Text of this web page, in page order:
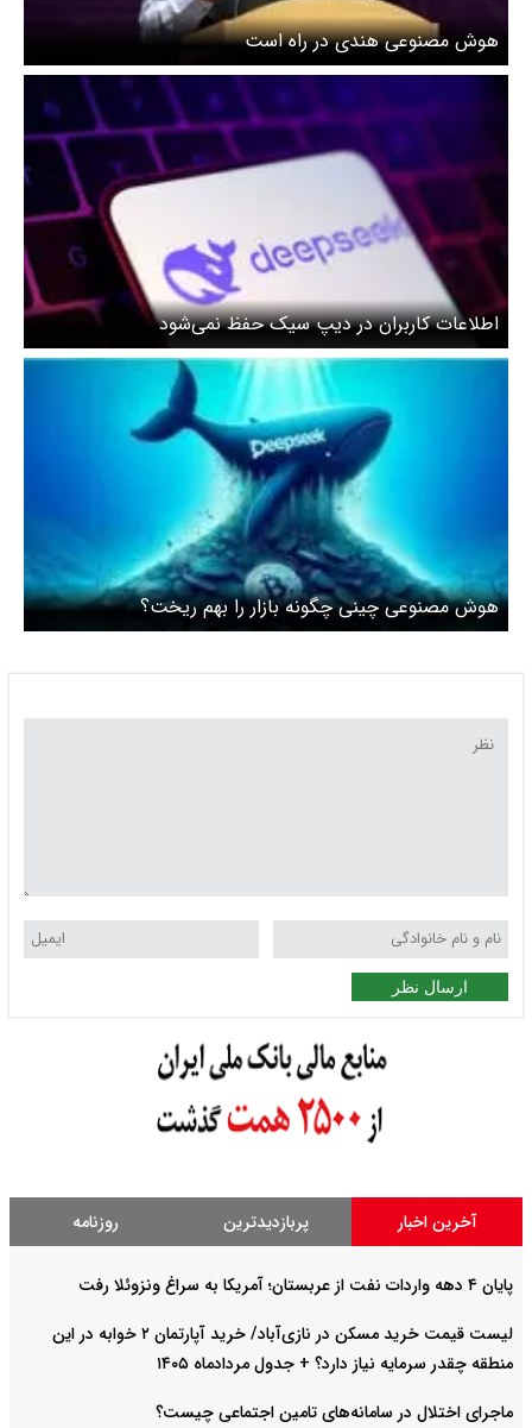
هوش مصنوعی هندی در راه است
اطلاعات کاربران در دیپ سیک حفظ نمی‌شود
هوش مصنوعی چینی چگونه بازار را بهم ریخت؟
ارسال نظر
آخرین اخبار پربازدیدترین روزنامه
پایان ۴ دهه واردات نفت از عربستان؛ آمریکا به سراغ ونزوئلا رفت
لیست قیمت خرید مسکن در نازی‌آباد/ خرید آپارتمان ۲ خوابه در این
منطقه چقدر سرمایه نیاز دارد؟ + جدول مردادماه ۱۴۰۵
ماجرای اختلال در سامانه‌های تامین اجتماعی چیست؟